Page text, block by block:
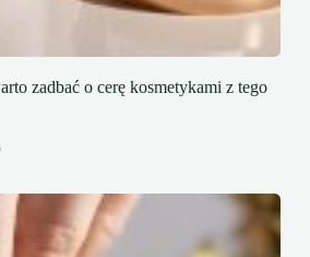
zadbać o cerę kosmetykami z tego